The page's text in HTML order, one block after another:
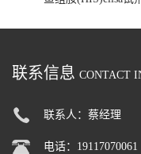
联系信息 CONTACT
联系人：蔡经理
电话：19117070061